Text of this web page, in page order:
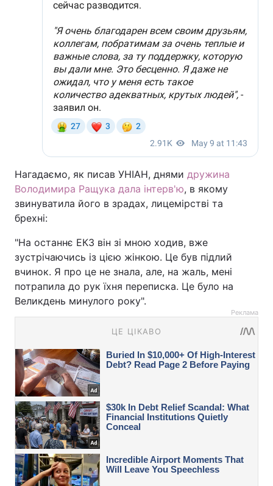
Нагадаємо, як писав УНІАН, днями дружина
Володимира Ращука дала інтерв'ю, в якому
звинуватила його в зрадах, лицемірстві та
брехні:
"На останнє ЕКЗ він зі мною ходив, вже
зустрічаючись із цією жінкою. Це був підлий
вчинок. Я про це не знала, але, на жаль, мені
потрапила до рук їхня переписка. Це було на
Великдень минулого року".
Реклама